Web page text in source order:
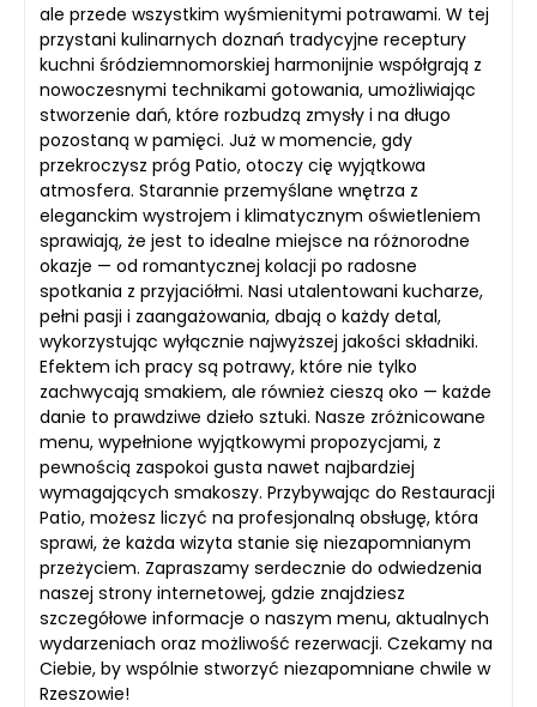
ale przede wszystkim wyśmienitymi potrawami. W tej
przystani kulinarnych doznań tradycyjne receptury
kuchni śródziemnomorskiej harmonijnie współgrają z
nowoczesnymi technikami gotowania, umożliwiając
stworzenie dań, które rozbudzą zmysły i na długo
pozostaną w pamięci. Już w momencie, gdy
przekroczysz próg Patio, otoczy cię wyjątkowa
atmosfera. Starannie przemyślane wnętrza z
eleganckim wystrojem i klimatycznym oświetleniem
sprawiają, że jest to idealne miejsce na różnorodne
okazje — od romantycznej kolacji po radosne
spotkania z przyjaciółmi. Nasi utalentowani kucharze,
pełni pasji i zaangażowania, dbają o każdy detal,
wykorzystując wyłącznie najwyższej jakości składniki.
Efektem ich pracy są potrawy, które nie tylko
zachwycają smakiem, ale również cieszą oko — każde
danie to prawdziwe dzieło sztuki. Nasze zróżnicowane
menu, wypełnione wyjątkowymi propozycjami, z
pewnością zaspokoi gusta nawet najbardziej
wymagających smakoszy. Przybywając do Restauracji
Patio, możesz liczyć na profesjonalną obsługę, która
sprawi, że każda wizyta stanie się niezapomnianym
przeżyciem. Zapraszamy serdecznie do odwiedzenia
naszej strony internetowej, gdzie znajdziesz
szczegółowe informacje o naszym menu, aktualnych
wydarzeniach oraz możliwość rezerwacji. Czekamy na
Ciebie, by wspólnie stworzyć niezapomniane chwile w
Rzeszowie!